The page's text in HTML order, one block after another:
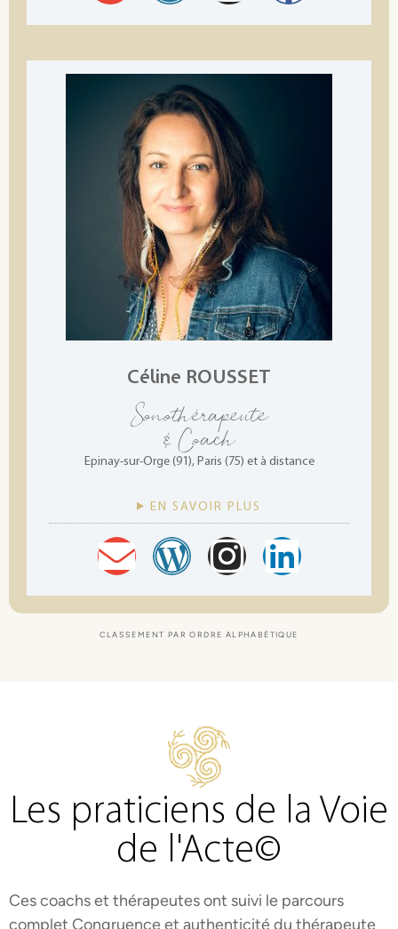
Céline ROUSSET
Sonothérapeute
& Coach
Epinay-sur-Orge (91), Paris (75) et à distance
EN SAVOIR PLUS
CLASSEMENT PAR ORDRE ALPHABÉTIQUE
Les praticiens de la Voie
de l'Acte©
Ces coachs et thérapeutes ont suivi le parcours
complet Congruence et authenticité du thérapeute